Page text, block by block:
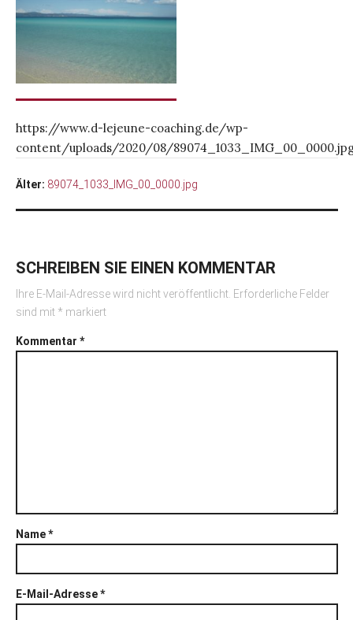
https://www.d-lejeune-coaching.de/wp-
content/uploads/2020/08/
Älter: 89074_1033_IMG_00_0000.jpg
SCHREIBEN SIE EINEN KOMMENTAR
Ihre E-Mail-Adresse wird nicht veröffentlicht. Erforderliche Felder
sind mit * markiert
Kommentar *
Name*
E-Mail-Adresse*